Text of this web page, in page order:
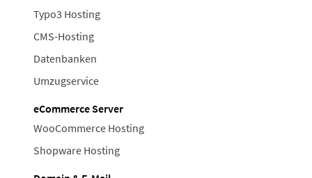
Typo3 Hosting
CMS-Hosting
Datenbanken
Umzugservice
eCommerce Server
WooCommerce Hosting
Shopware Hosting